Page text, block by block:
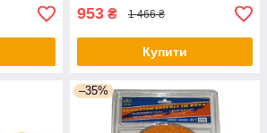
953 ₴ 1 466 ₴
Купити
–35%